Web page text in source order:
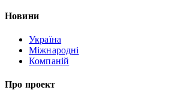
Новини
Україна
Міжнародні
Компаній
Про проект